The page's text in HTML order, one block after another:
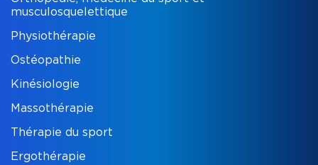
musculosquelettique
Physiothérapie
Ostéopathie
Kinésiologie
Massothérapie
Thérapie du sport
Ergothérapie